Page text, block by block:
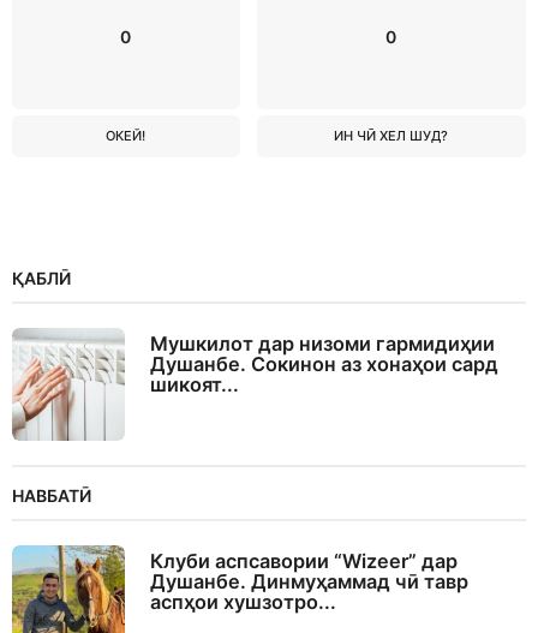
0
ОКЕЙ!
0
ИН ЧӢ ХЕЛ ШУД?
ҚАБЛӢ
Мушкилот дар низоми гармидиҳии
Душанбе. Сокинон аз хонаҳои сард
шикоят...
НАВБАТӢ
Клуби аспсавории “Wizeer” дар
Душанбе. Динмуҳаммад чӣ тавр
аспҳои хушзотро...